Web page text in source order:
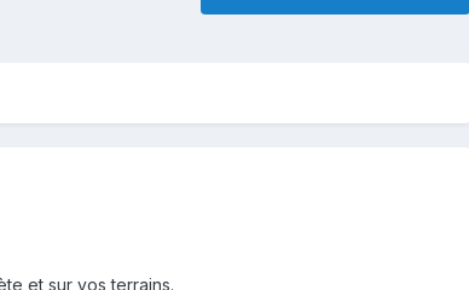
et sur vos terrains.